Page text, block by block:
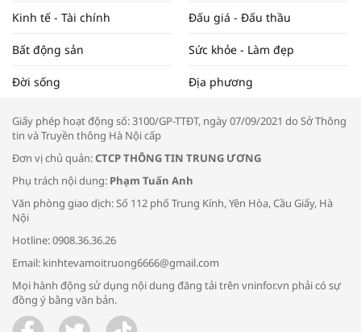
Tọa đàm “Xúc tiến thương mại: Khơi
Bác sĩ tư vấn cách phòng tránh bệnh
Trao yêu thương cho em
Kinh tế - Tài chính Đấu giá - Đấu thầu
Bất động sản Sức khỏe - Làm đẹp
Đời sống Địa phương
Giấy phép hoạt động số: 3100/GP-TTĐT, ngày 07/09/2021 do Sở Thông
tin và Truyền thông Hà Nội cấp
Đơn vị chủ quản:CTCP THÔNG TIN TRUNG ƯƠNG
Phụ trách nội dung: Phạm Tuấn Anh
Văn phòng giao dịch: Số 112 phố Trung Kính, Yên Hòa, Cầu Giấy, Hà
Nội
Hotline: 0908.36.36.26
Email: kinhtevamoitruong6666@gmail.com
Mọi hành động sử dụng nội dung đăng tải trên vninfor.vn phải có sự
đồng ý bằng văn bản.